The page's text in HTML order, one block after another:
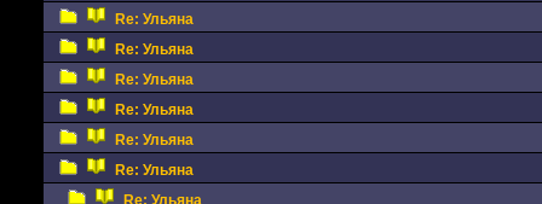
Re: Ульяна
Re: Ульяна
Re: Ульяна
Re: Ульяна
Re: Ульяна
Re: Ульяна
Re: Ульяна